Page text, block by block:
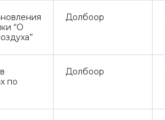
“О
Долбоор
по
Долбоор